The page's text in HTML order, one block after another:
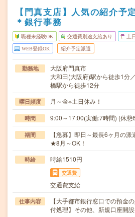
【門真支店】人気の紹介予
＊銀行事務
職種未経験OK 交通費別途支給あり 土
WEB登録OK 紹介予定派遣
勤務地
大阪府門真市
大和田(大阪府)駅から徒歩1分
橋駅から徒歩12分
曜日頻度 月～金※土日休み！
時間 9:00～17:00(実働:7時間) (休
期間
【急募】即日～最長6ヶ月の
★8月～OK！
時給 時給1510円
交通費
交通費支給
仕事内容
【大手都市銀行窓口での預金
付処理】その他、新規口座開